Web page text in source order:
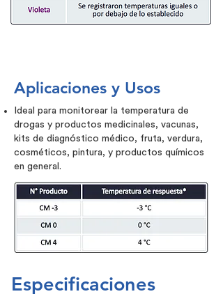
Aplicaciones y Usos
Ideal para monitorear la temperatura de
drogas y productos medicinales, vacunas,
kits de diagnóstico médico, fruta, verdura,
cosméticos, pintura, y productos químicos
en general.
Especificaciones